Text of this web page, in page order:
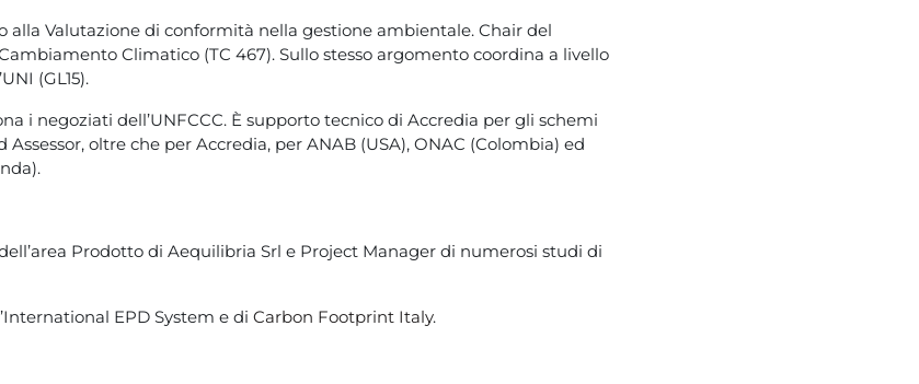
alla Valutazione di conformità nella gestione ambientale. Chair del
Climatico (TC 467). Sullo stesso argomento coordina a livello
(GL15).
i negoziati dell’UNFCCC. È supporto tecnico di Accredia per gli schemi
Assessor, oltre che per Accredia, per ANAB (USA), ONAC (Colombia) ed
Prodotto di Aequilibria Srl e Project Manager di numerosi studi di
EPD System e di Carbon Footprint Italy.